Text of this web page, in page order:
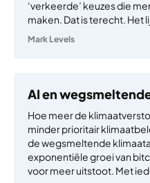
‘verkeerde’ keuzes die
maken. Dat is terecht. Het
Mark Levels
AI en
Hoe meer de
minder prioritair
de wegsmeltende
exponentiële groei van
voor meer uitstoot. Met